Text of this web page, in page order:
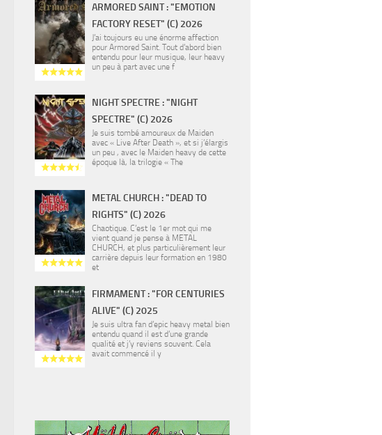
ARMORED SAINT : "EMOTION
FACTORY RESET" (C) 2026
J’ai toujours eu une énorme affection
pour Armored Saint. Tout d’abord bien
entendu pour leur musique, leur heavy
un peu à part avec une f
NIGHT SPECTRE : "NIGHT
SPECTRE" (C) 2026
Je suis tombé amoureux de Maiden
avec « Live After Death », et si j’élargis
un peu , avec le Maiden heavy de cette
époque là, la trilogie « The
METAL CHURCH : "DEAD TO
RIGHTS" (C) 2026
Chaotique. C’est le 1er mot qui me
vient quand je pense à METAL
CHURCH, et plus particulièrement leur
carrière depuis leur formation en 1980
et
FIRMAMENT : "FOR CENTURIES
ALIVE" (C) 2025
Je suis ultra fan d’epic heavy metal bien
entendu quand il est d’une grande
qualité et j’y reviens souvent. Cela
avait commencé il y